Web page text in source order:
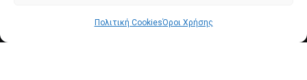
Πολιτική CookiesΌροι Χρήσης
© 2025 pansypo.gr